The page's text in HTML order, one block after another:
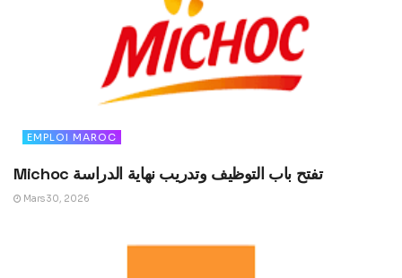
EMPLOI MAROC
Michoc تفتح باب التوظيف وتدريب نهاية الدراسة
Mars 30, 2026